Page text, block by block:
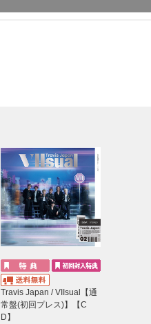
Travis Japan / VIIsual【通
常盤(初回プレス)】【C
D】